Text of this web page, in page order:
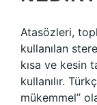
Atasözleri,
kullanılan
kısa ve kesin
kullanılır.
mükemmel”